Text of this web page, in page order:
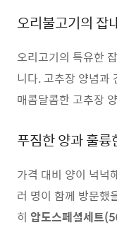
오리불고기의 잡
오리고기의 특유한
니다. 고추장 양념과
매콤달콤한 고추장
푸짐한 양과 훌륭
가격 대비 양이 넉넉
러 명이 함께 방문했
히 압도스페셜세트